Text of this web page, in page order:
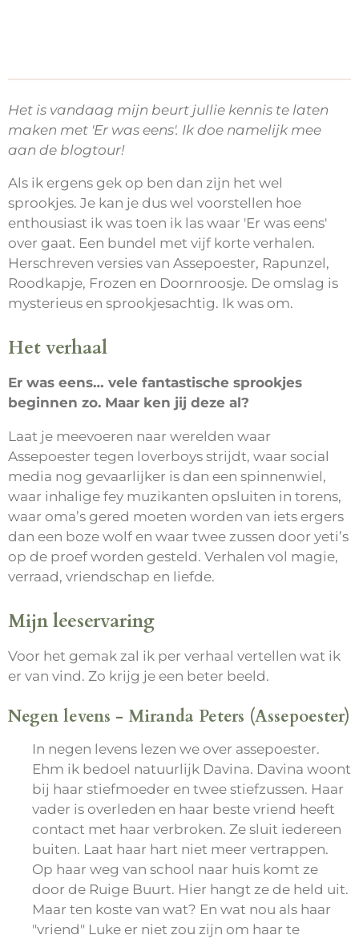
Het is vandaag mijn beurt jullie kennis te laten
maken met 'Er was eens'. Ik doe namelijk mee
aan de blogtour!
Als ik ergens gek op ben dan zijn het wel
sprookjes. Je kan je dus wel voorstellen hoe
enthousiast ik was toen ik las waar 'Er was eens'
over gaat. Een bundel met vijf korte verhalen.
Herschreven versies van Assepoester, Rapunzel,
Roodkapje, Frozen en Doornroosje. De omslag is
mysterieus en sprookjesachtig. Ik was om.
Het verhaal
Er was eens… vele fantastische sprookjes
beginnen zo. Maar ken jij deze al?
Laat je meevoeren naar werelden waar
Assepoester tegen loverboys strijdt, waar social
media nog gevaarlijker is dan een spinnenwiel,
waar inhalige fey muzikanten opsluiten in torens,
waar oma’s gered moeten worden van iets ergers
dan een boze wolf en waar twee zussen door yeti’s
op de proef worden gesteld. Verhalen vol magie,
verraad, vriendschap en liefde.
Mijn leeservaring
Voor het gemak zal ik per verhaal vertellen wat ik
er van vind. Zo krijg je een beter beeld.
Negen levens - Miranda Peters (Assepoester)
In negen levens lezen we over assepoester.
Ehm ik bedoel natuurlijk Davina. Davina woont
bij haar stiefmoeder en twee stiefzussen. Haar
vader is overleden en haar beste vriend heeft
contact met haar verbroken. Ze sluit iedereen
buiten. Laat haar hart niet meer vertrappen.
Op haar weg van school naar huis komt ze
door de Ruige Buurt. Hier hangt ze de held uit.
Maar ten koste van wat? En wat nou als haar
"vriend" Luke er niet zou zijn om haar te